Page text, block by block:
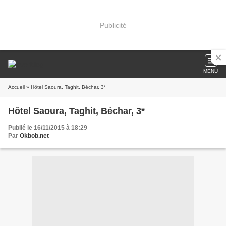
Publicité
MENU
Accueil » Hôtel Saoura, Taghit, Béchar, 3*
Hôtel Saoura, Taghit, Béchar, 3*
Publié le 16/11/2015 à 18:29
Par Okbob.net